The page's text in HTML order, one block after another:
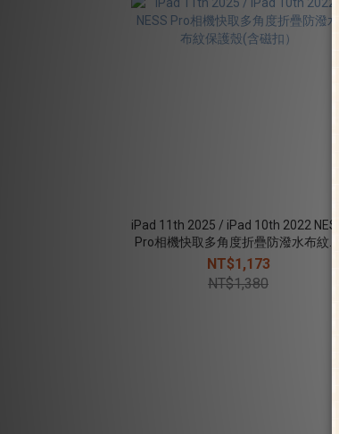
iPad 11th 2025 / iPad 10th 2022 NESS
Pro相機快取多角度折疊防潑水布紋保
護殼(含磁扣）
NT$1,173
NT$1,380